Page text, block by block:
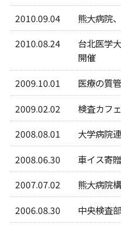
2010.09.04
熊大病院
2010.08.24
台北医学
開催
2009.10.01
医療の質
2009.02.02
検査カフ
2008.08.01
大学病院
2008.06.30
車イス寄贈
2007.07.02
熊大病院
2006.08.30
中央検査